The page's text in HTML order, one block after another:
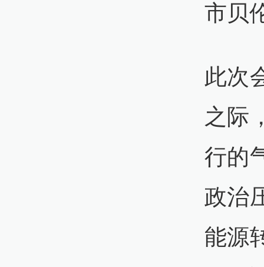
市贝
此次
之际
行的
政治
能源